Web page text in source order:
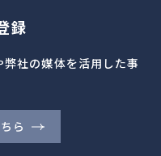
録
社の媒体を活用した事
ら